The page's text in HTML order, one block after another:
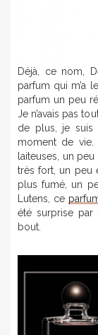
Déjà, ce nom,
parfum qui m’a
parfum un peu
Je n’avais pas
de plus, je suis
moment de
laiteuses, un
très fort, un peu
plus fumé, un
Lutens, ce
été surprise
bout.